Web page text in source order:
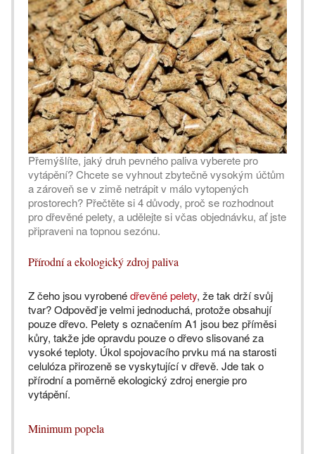
Přemýšlíte, jaký druh pevného paliva vyberete pro
vytápění? Chcete se vyhnout zbytečně vysokým účtům
a zároveň se v zimě netrápit v málo vytopených
prostorech? Přečtěte si 4 důvody, proč se rozhodnout
pro dřevěné pelety, a udělejte si včas objednávku, ať jste
připraveni na topnou sezónu.
Přírodní a ekologický zdroj paliva
Z čeho jsou vyrobenédřevěné pelety, že tak drží svůj
tvar? Odpověď je velmi jednoduchá, protože obsahují
pouze dřevo. Pelety s označením A1 jsou bez příměsi
kůry, takže jde opravdu pouze o dřevo slisované za
vysoké teploty. Úkol spojovacího prvku má na starosti
celulóza přirozeně se vyskytující v dřevě. Jde tak o
přírodní a poměrně ekologický zdroj energie pro
vytápění.
Minimum popela